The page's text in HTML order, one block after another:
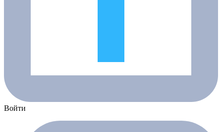
Войти